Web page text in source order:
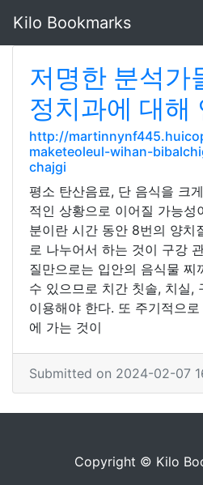
Kilo Bookmarks
저명한 분석가
정치과에 대해
http://
maketeoleul-wihan-
chajgi
평소 탄산음료, 단 음식을 크
적인 상황으로 이어질 가능성
분이란 시간 동안 8번의 양치
로 나누어서 하는 것이 구강
질만으로는 입안의 음식물 찌
수 있으므로 치간 칫솔, 치실,
이용해야 한다. 또 주기적으
에 가는 것이
Submitted on 2024-02-07
Copyright © Kilo